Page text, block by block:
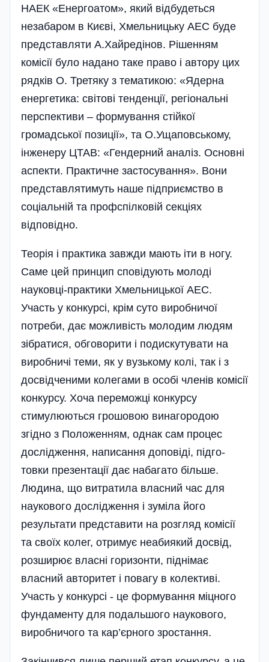
НАЕК «Енергоатом», який відбудеться
незабаром в Києві, Хмельницьку АЕС буде
представляти А.Хайредінов. Рішенням
комісії було надано таке право і автору цих
рядків О. Третяку з тематикою: «Ядерна
енергетика: світові тенденції, регіональні
перспективи – формування стійкої
громадської позиції», та О.Ущаповському,
інженеру ЦТАВ: «Гендерний аналіз. Основні
аспекти. Практичне застосування». Вони
представлятимуть наше підприємство в
соціальній та профспілковій секціях
відповідно.
Теорія і практика завжди мають іти в ногу.
Саме цей принцип сповідують молоді
науковці-практики Хмельницької АЕС.
Участь у конкурсі, крім суто виробничої
потреби, дає можливість молодим людям
зібратися, обговорити і подискутувати на
виробничі теми, як у вузькому колі, так і з
досвідченими колегами в особі членів комісії
конкурсу. Хоча переможці конкурсу
стимулюються грошовою винагородою
згідно з Положенням, однак сам процес
дослідження, написання доповіді, під­­го­
товки презентації дає набагато більше.
Людина, що витратила власний час для
наукового дослідження і зуміла його
результати представити на розгляд комісії
та своїх колег, отримує неабиякий досвід,
розширює власні горизонти, піднімає
власний авторитет і повагу в колективі.
Участь у конкурсі - це формування міцного
фундаменту для подальшого наукового,
виробничого та кар’єрного зростання.